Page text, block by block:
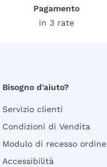
Pagamento
in 3 rate
Bisogno d'aiuto?
Servizio clienti
Condizioni di Vendita
Modulo di recesso ordine
Accessibilità